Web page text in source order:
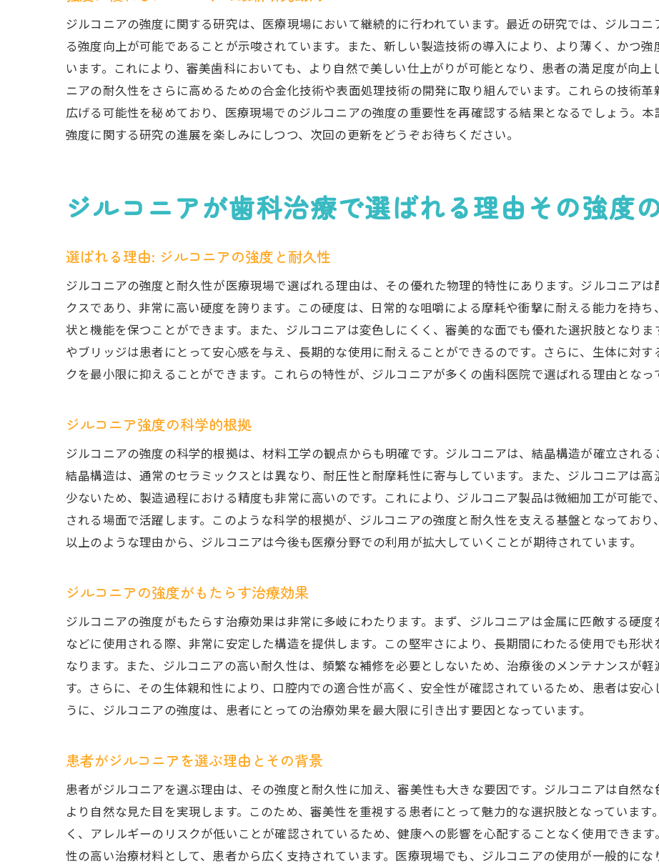
ジルコニアの強度が医療現場にもたらす影響
信頼されるジルコニアの背景と歴史
ジルコニア強度を支える最新技術
ジルコニアの強度が評価される理由
信頼性を保証するジルコニアの強度テスト
強度が歯科医療技術に与える影響
歯科医療技術とジルコニアの相乗効果
ジルコニアの強度が拓く技術進化の可能性
技術の進化を支えるジルコニア研究
ジルコニアの強度に関する研究は、医療現場において継続的に行われています。最近の研究では、ジルコ
る強度向上が可能であることが示唆されています。また、新しい製造技術の導入により、より薄く、かつ
います。これにより、審美歯科においても、より自然で美しい仕上がりが可能となり、患者の満足度が向
ニアの耐久性をさらに高めるための合金化技術や表面処理技術の開発に取り組んでいます。これらの技術
広げる可能性を秘めており、医療現場でのジルコニアの強度の重要性を再確認する結果となるでしょう。
強度に関する研究の進展を楽しみにしつつ、次回の更新をどうぞお待ちください。
ジルコニアが歯科治療で選ばれる理由その強度
選ばれる理由: ジルコニアの強度と耐久性
ジルコニアの強度と耐久性が医療現場で選ばれる理由は、その優れた物理的特性にあります。ジルコニア
クスであり、非常に高い硬度を誇ります。この硬度は、日常的な咀嚼による摩耗や衝撃に耐える能力を持
状と機能を保つことができます。また、ジルコニアは変色しにくく、審美的な面でも優れた選択肢となり
やブリッジは患者にとって安心感を与え、長期的な使用に耐えることができるのです。さらに、生体に対
クを最小限に抑えることができます。これらの特性が、ジルコニアが多くの歯科医院で選ばれる理由となっ
ジルコニア強度の科学的根拠
ジルコニアの強度の科学的根拠は、材料工学の観点からも明確です。ジルコニアは、結晶構造が確立され
結晶構造は、通常のセラミックスとは異なり、耐圧性と耐摩耗性に寄与しています。また、ジルコニアは
少ないため、製造過程における精度も非常に高いのです。これにより、ジルコニア製品は微細加工が可能
される場面で活躍します。このような科学的根拠が、ジルコニアの強度と耐久性を支える基盤となっており
以上のような理由から、ジルコニアは今後も医療分野での利用が拡大していくことが期待されています。
ジルコニアの強度がもたらす治療効果
ジルコニアの強度がもたらす治療効果は非常に多岐にわたります。まず、ジルコニアは金属に匹敵する硬
などに使用される際、非常に安定した構造を提供します。この堅牢さにより、長期間にわたる使用でも形
なります。また、ジルコニアの高い耐久性は、頻繁な補修を必要としないため、治療後のメンテナンスが
す。さらに、その生体親和性により、口腔内での適合性が高く、安全性が確認されているため、患者は安
うに、ジルコニアの強度は、患者にとっての治療効果を最大限に引き出す要因となっています。
患者がジルコニアを選ぶ理由とその背景
患者がジルコニアを選ぶ理由は、その強度と耐久性に加え、審美性も大きな要因です。ジルコニアは自然
より自然な見た目を実現します。このため、審美性を重視する患者にとって魅力的な選択肢となっていま
く、アレルギーのリスクが低いことが確認されているため、健康への影響を心配することなく使用できま
性の高い治療材料として、患者から広く支持されています。医療現場でも、ジルコニアの使用が一般的に